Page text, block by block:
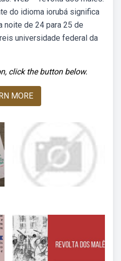
do idioma iorubá significa
noite de 24 para 25 de
universidade federal da
click the button below.
MORE